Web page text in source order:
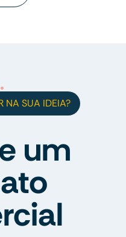
NA SUA IDEIA?
um